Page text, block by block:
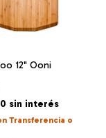
12" Ooni
sin interés
Transferencia o